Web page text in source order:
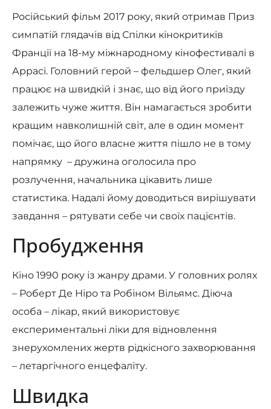
Російський фільм 2017 року, який отримав Приз
симпатій глядачів від Спілки кінокритиків
Франції на 18-му міжнародному кінофестивалі в
Аррасі. Головний герой – фельдшер Олег, який
працює на швидкій і знає, що від його приїзду
залежить чуже життя. Він намагається зробити
кращим навколишній світ, але в один момент
помічає, що його власне життя пішло не в тому
напрямку – дружина оголосила про
розлучення, начальника цікавить лише
статистика. Надалі йому доводиться вирішувати
завдання – рятувати себе чи своїх пацієнтів.
Пробудження
Кіно 1990 року із жанру драми. У головних ролях
– Роберт Де Ніро та Робіном Вільямс. Діюча
особа – лікар, який використовує
експериментальні ліки для відновлення
знерухомлених жертв рідкісного захворювання
– летаргічного енцефаліту.
Швидка